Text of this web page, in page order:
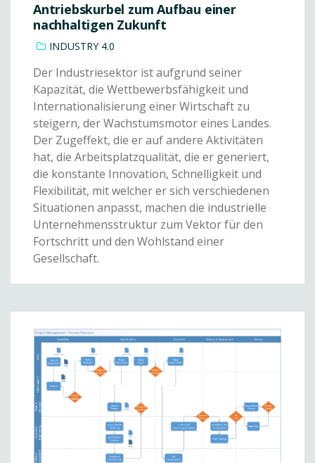
Antriebskurbel zum Aufbau einer
nachhaltigen Zukunft
INDUSTRY 4.0
Der Industriesektor ist aufgrund seiner
Kapazität, die Wettbewerbsfähigkeit und
Internationalisierung einer Wirtschaft zu
steigern, der Wachstumsmotor eines Landes.
Der Zugeffekt, die er auf andere Aktivitäten
hat, die Arbeitsplatzqualität, die er generiert,
die konstante Innovation, Schnelligkeit und
Flexibilität, mit welcher er sich verschiedenen
Situationen anpasst, machen die industrielle
Unternehmensstruktur zum Vektor für den
Fortschritt und den Wohlstand einer
Gesellschaft.